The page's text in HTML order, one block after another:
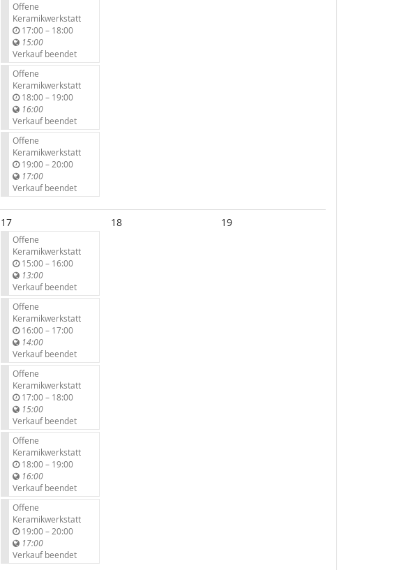
Offene
Keramikwerkstatt
17:00–b
s
18:00
15:00
Verkauf beendet
Offene
Keramikwerkstatt
18:00–b
s
19:00
16:00
Verkauf beendet
Offene
Keramikwerkstatt
19:00–b
s
20:00
17:00
Verkauf beendet
17
Offene
Keramikwerkstatt
15:00–b
s
16:00
13:00
Verkauf beendet
Offene
Keramikwerkstatt
16:00–b
s
17:00
14:00
Verkauf beendet
Offene
Keramikwerkstatt
17:00–b
s
18:00
15:00
Verkauf beendet
Offene
Keramikwerkstatt
18:00–b
s
19:00
16:00
Verkauf beendet
Offene
Keramikwerkstatt
19:00–b
s
20:00
17:00
Verkauf beendet
18 19